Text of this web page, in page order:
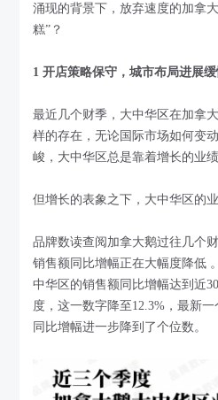
涌现的背景下，放弃速度的加拿
糕”？
1 开店策略保守，城市布局进展缓
最近几个财季，大中华区在加拿
样的存在，无论国际市场如何变
峻，大中华区总是靠着增长的业
但增长的表象之下，大中华区的
品牌数读查阅加拿大鹅过往几个
销售额同比增幅正在大幅度降低
中华区的销售额同比增幅达到近
度，这一数字降至12.3%，最新
同比增幅进一步降到了个位数。